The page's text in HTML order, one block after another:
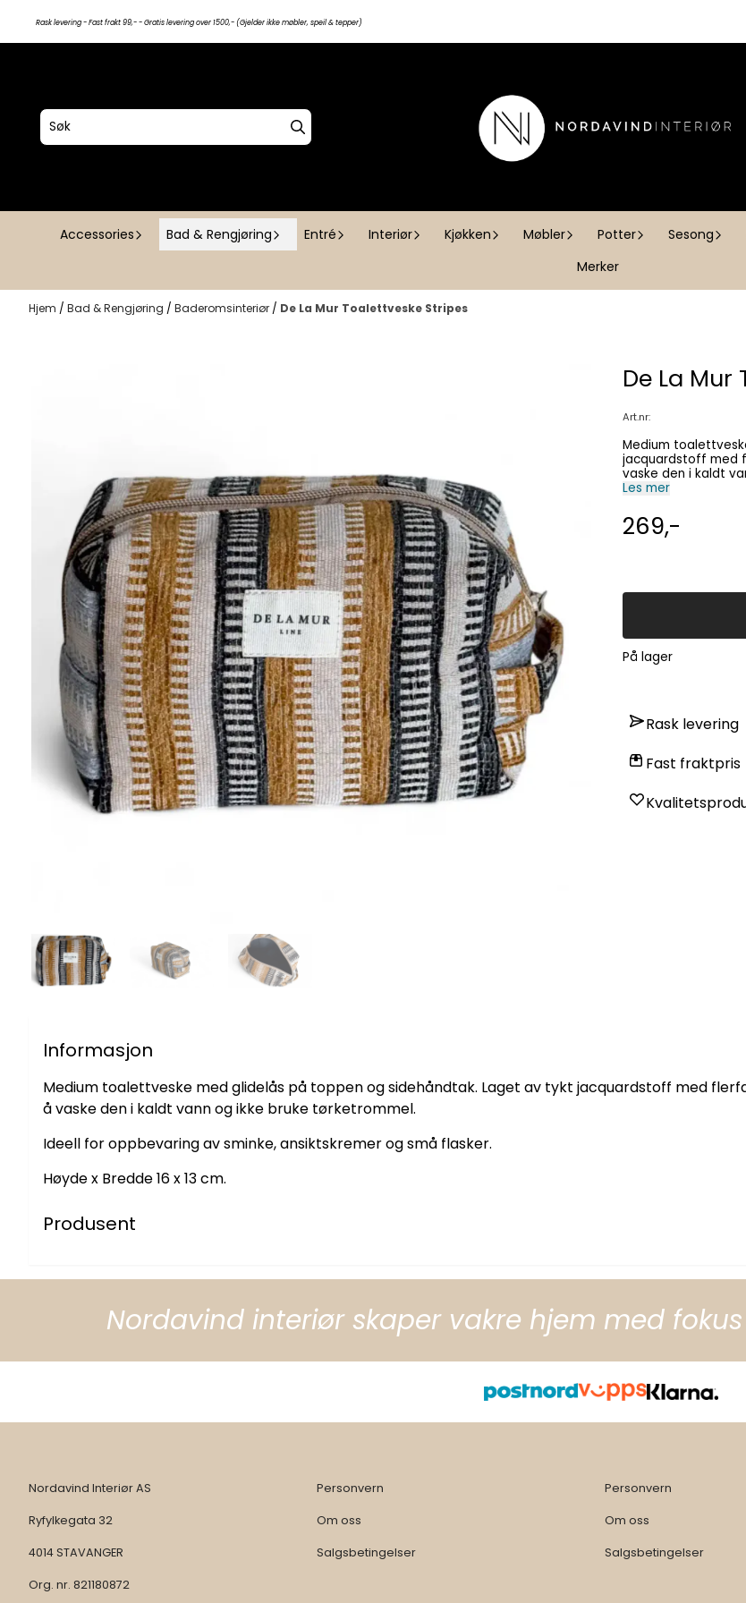
Hopp til innhold
Rask levering - Fast frakt 99,- - Gratis levering over 1500,- (Gjelder ikke møbler, speil & tepper)
Accessories Bad & Rengjøring Entré Interiør Kjøkken Møbler Potter Sesong
Merker
Hjem / Bad & Rengjøring / Baderomsinteriør / De La Mur Toalettveske Stripes
De La Mur
Art.nr:
Medium
jacquardstoff med
vaske den i kaldt vann og ikke
Les mer
269,-
På lager
Rask levering
Fast fraktpris
Informasjon
Medium toalettveske med glidelås på toppen og sidehåndtak. Laget av tykt jacquardstoff med
å vaske den i kaldt vann og ikke bruke tørketrommel.
Ideell for oppbevaring av sminke, ansiktskremer og små flasker.
Høyde x Bredde 16 x 13 cm.
Produsent
Nordavind interiør skaper vakre hjem med
Nordavind Interiør AS
Ryfylkegata 32
4014 STAVANGER
Org. nr. 821180872
Personvern
Om oss
Salgsbetingelser
Personvern
Om oss
Salgsbetingelser